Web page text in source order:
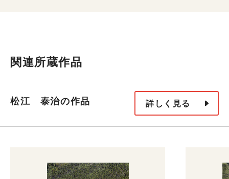
関連所蔵作品
松江 泰治の作品 詳しく見る